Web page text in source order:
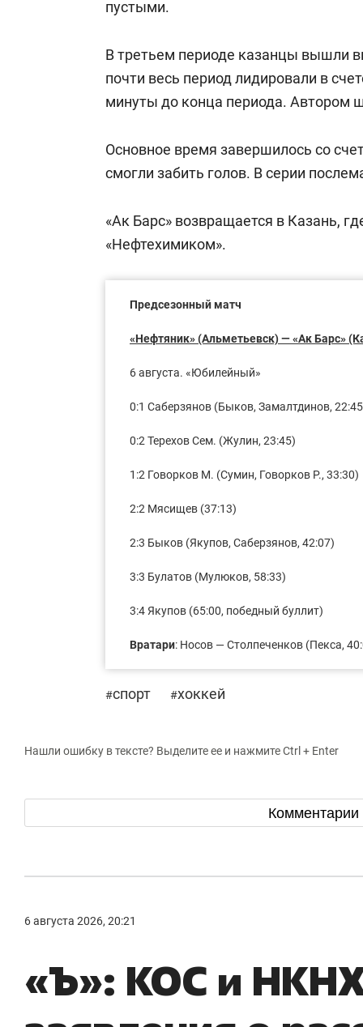
пустыми.
В третьем периоде казанцы вышли
почти весь период лидировали в
минуты до конца периода. Автором
Основное время завершилось со
смогли забить голов. В серии
«Ак Барс» возвращается в Казань,
«Нефтехимиком».
Предсезонный матч
«Нефтяник» (Альметьевск) — «Ак Барс»
6 августа. «Юбилейный»
0:1 Саберзянов (Быков, Замалтдинов,
0:2 Терехов Сем. (Жулин, 23:45)
1:2 Говорков М. (Сумин, Говорков Р., 33:30)
2:2 Мясищев (37:13)
2:3 Быков (Якупов, Саберзянов, 42:07)
3:3 Булатов (Мулюков, 58:33)
3:4 Якупов (65:00, победный буллит)
Вратари: Носов — Столпеченков (Пекса,
#спорт #хоккей
Нашли ошибку в тексте? Выделите ее и нажмите Ctrl + Enter
Комментарии
6 августа 2026, 20:21
«Ъ»: КОС и